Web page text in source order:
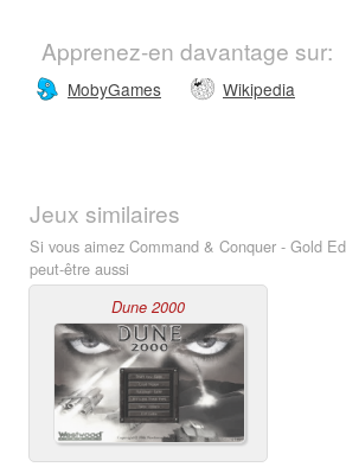
Apprenez-en davantage sur:
MobyGames Wikipedia
Jeux similaires
Si vous aimez Command & Conquer - Gold
peut-être aussi
Dune 2000